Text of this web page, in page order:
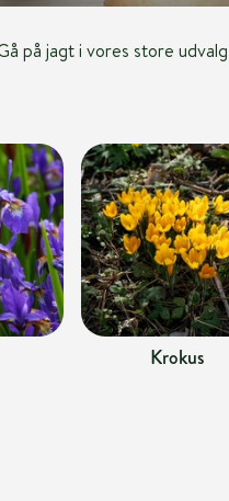
på jagt i vores store udvalg
Krokus